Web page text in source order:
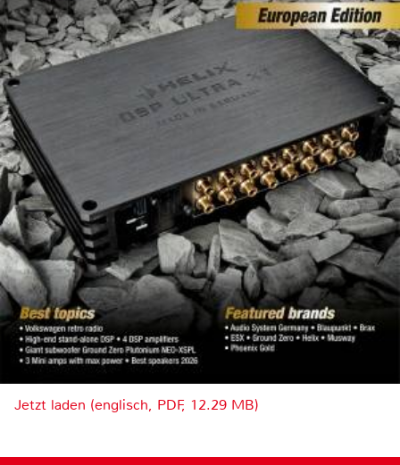
Jetzt laden (englisch, PDF, 12.29 MB)